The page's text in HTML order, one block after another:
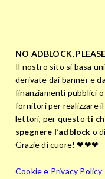
NO ADBLOCK,
Il nostro sito si basa
derivate dai banner e
finanziamenti pubblici
fornitori per realizzare
lettori, per questo ti
spegnere l’adblock o
Grazie di cuore! ❤❤❤
Cookie e Privacy Policy